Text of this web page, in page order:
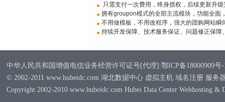
只需支付一次费用，终身授权，后续更新升级
拥有groupon模式的全部主流模块，功能全面
不用做模板，不用改程序，强大的团购网站瞬
持续开发保障、技术服务保证、问题修正保障
中华人民共和国增值电信业务经营许可证号[代理]:鄂ICP备18000909号-
© 2002-2011 www.hubeidc.com 湖北数据中心 虚拟主机 域名注册 服务
Copyright 2002-2010 www.hubeidc.com Hubei Data Center Webhosting &